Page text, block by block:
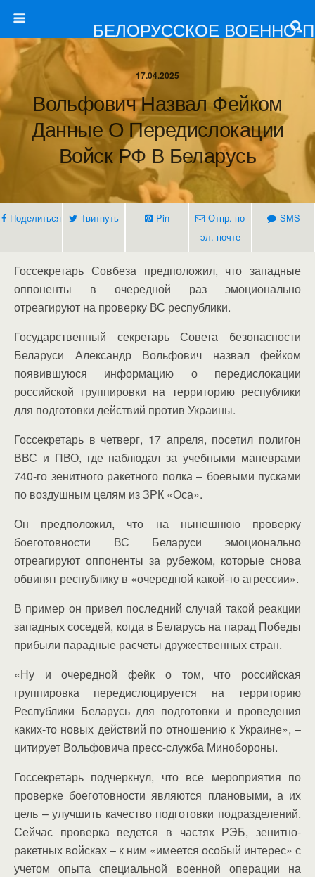
БЕЛОРУССКОЕ ВОЕННО-
17.04.2025
Вольфович Назвал Фейком
Данные О Передислокации
Войск РФ В Беларусь
Поделиться Твитнуть Pin
Отпр. по
эл. почте
SMS
Госсекретарь Совбеза предположил, что западные
оппоненты в очередной раз эмоционально
отреагируют на проверку ВС республики.
Государственный секретарь Совета безопасности
Беларуси Александр Вольфович назвал фейком
появившуюся информацию о передислокации
российской группировки на территорию республики
для подготовки действий против Украины.
Госсекретарь в четверг, 17 апреля, посетил полигон
ВВС и ПВО, где наблюдал за учебными маневрами
740-го зенитного ракетного полка – боевыми пусками
по воздушным целям из ЗРК «Оса».
Он предположил, что на нынешнюю проверку
боеготовности ВС Беларуси эмоционально
отреагируют оппоненты за рубежом, которые снова
обвинят республику в «очередной какой-то агрессии».
В пример он привел последний случай такой реакции
западных соседей, когда в Беларусь на парад Победы
прибыли парадные расчеты дружественных стран.
«Ну и очередной фейк о том, что российская
группировка передислоцируется на территорию
Республики Беларусь для подготовки и проведения
каких-то новых действий по отношению к Украине», –
цитирует Вольфовича пресс-служба Минобороны.
Госсекретарь подчеркнул, что все мероприятия по
проверке боеготовности являются плановыми, а их
цель – улучшить качество подготовки подразделений.
Сейчас проверка ведется в частях РЭБ, зенитно-
ракетных войсках – к ним «имеется особый интерес» с
учетом опыта специальной военной операции на